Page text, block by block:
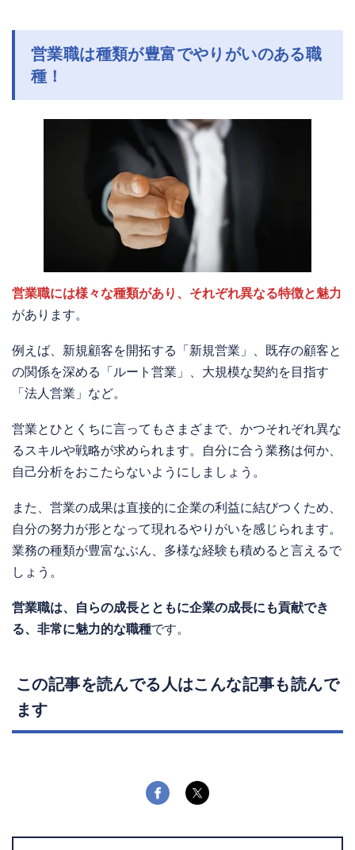
営業職は種類が豊富でやりがいのある職
種！
営業職には様々な種類があり、それぞれ異なる特徴と魅力
があります。
例えば、新規顧客を開拓する「新規営業」、既存の顧客と
の関係を深める「ルート営業」、大規模な契約を目指す
「法人営業」など。
営業とひとくちに言ってもさまざまで、かつそれぞれ異な
るスキルや戦略が求められます。自分に合う業務は何か、
自己分析をおこたらないようにしましょう。
また、営業の成果は直接的に企業の利益に結びつくため、
自分の努力が形となって現れるやりがいを感じられます。
業務の種類が豊富なぶん、多様な経験も積めると言えるで
しょう。
営業職は、自らの成長とともに企業の成長にも貢献でき
る、非常に魅力的な職種です。
この記事を読んでる人はこんな記事も読んで
ます